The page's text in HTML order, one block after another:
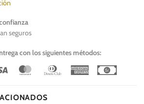
seguros
con los siguientes métodos:
Visa MasterCardDinners
American